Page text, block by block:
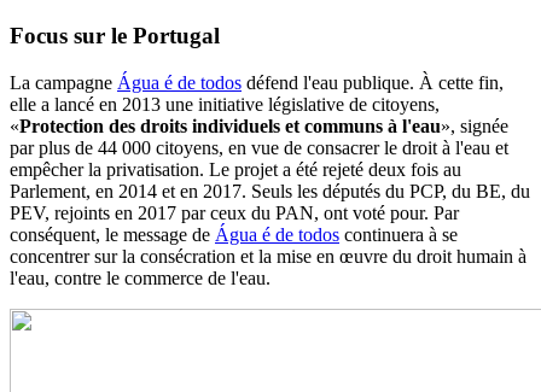
Focus sur le Portugal
La campagne Água é de todos défend l'eau publique. À cette fin,
elle a lancé en 2013 une initiative législative de citoyens,
«Protection des droits individuels et communs à l'eau», signée
par plus de 44 000 citoyens, en vue de consacrer le droit à l'eau et
empêcher la privatisation. Le projet a été rejeté deux fois au
Parlement, en 2014 et en 2017. Seuls les députés du PCP, du BE, du
PEV, rejoints en 2017 par ceux du PAN, ont voté pour. Par
conséquent, le message de Água é de todos continuera à se
concentrer sur la consécration et la mise en œuvre du droit humain à
l'eau, contre le commerce de l'eau.